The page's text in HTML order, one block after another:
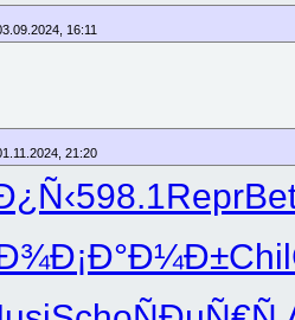
16:11
21:20
598.1Repr
Ð¡Ð°Ð¼Ð±Chil